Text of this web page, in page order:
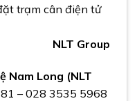
trạm cân điện tử
NLT Group
Nam Long (NLT
– 028 3535 5968